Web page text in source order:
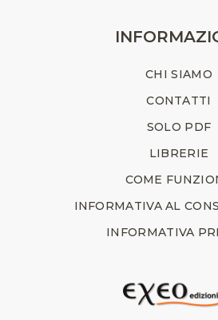
CHI SIAMO
CONTATTI
SOLO PDF
LIBRERIE
COME
INFORMATIVA AL
INFORMATIVA